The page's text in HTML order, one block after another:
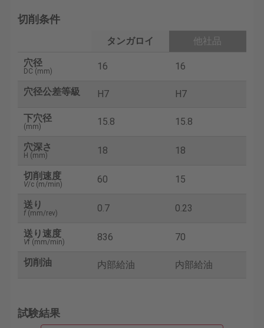
切削条件
タンガロイ
他社品
穴径
DC (mm) 16 16
穴径公差等級 H7 H7
下穴径
(mm) 15.8 15.8
穴深さ
H (mm) 18 18
切削速度
V/c (m/min) 60 15
送り
f(mm/rev) 0.7 0.23
送り速度
Vf (mm/min) 836 70
切削油 内部給油 内部給油
試験結果